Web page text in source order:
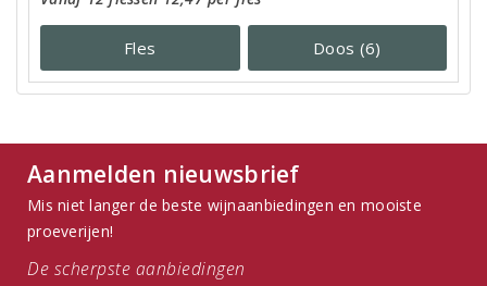
Fles Doos (6)
Aanmelden nieuwsbrief
Mis niet langer de beste wijnaanbiedingen en mooiste
proeverijen!
De scherpste aanbiedingen